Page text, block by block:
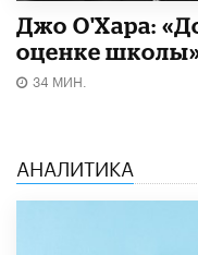
Джо О'Хара:
оценке
34 МИН.
АНАЛИТИКА